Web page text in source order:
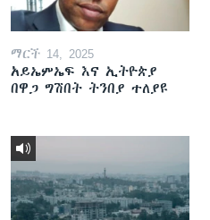
ማርች 14, 2025
አይኤምኤፍ እና ኢትዮጵያ
በዋጋ ግሽበት ትንበያ ተለያዩ